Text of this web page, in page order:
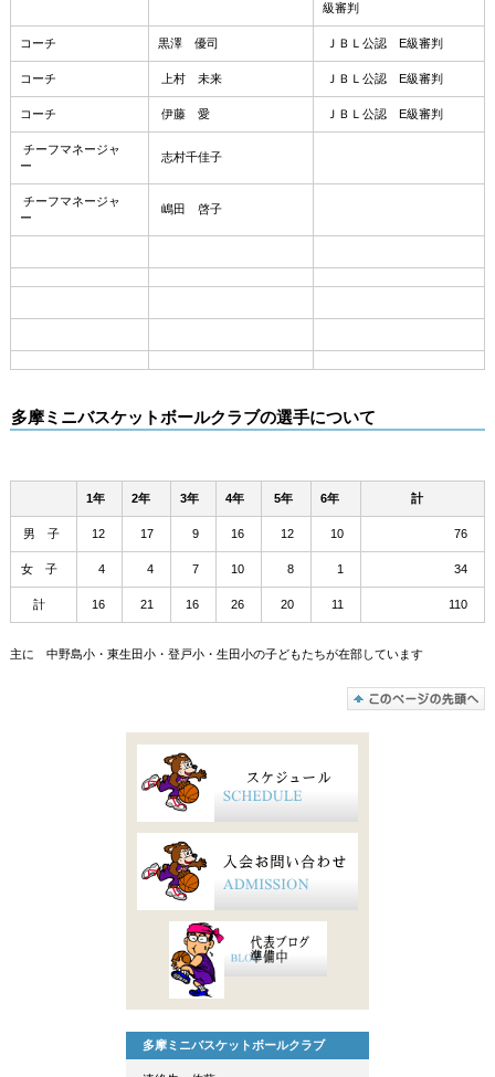
級審判
コーチ 黒澤 優司 ＪＢＬ公認 E級審判
コーチ 上村 未来 ＪＢＬ公認 E級審判
コーチ 伊藤 愛 ＪＢＬ公認 E級審判
チーフマネージャ
ー
志村千佳子
チーフマネージャ
ー
嶋田 啓子
多摩ミニバスケットボールクラブの選手について
1年 2年 3年 4年 5年 6年 計
男 子 12 17 9 16 12 10 76
女 子 4 4 7 10 8 1 34
計 16 21 16 26 20 11 110
主に 中野島小・東生田小・登戸小・生田小の子どもたちが在部しています
多摩ミニバスケットボールクラブ